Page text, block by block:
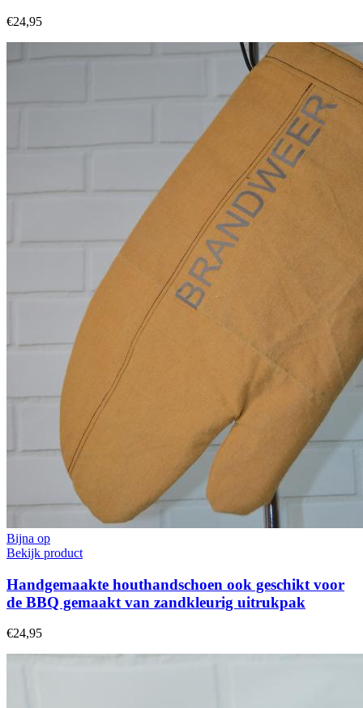
€24,95
Bijna op
Bekijk product
Handgemaakte houthandschoen ook geschikt voor
de BBQ gemaakt van zandkleurig uitrukpak
€24,95